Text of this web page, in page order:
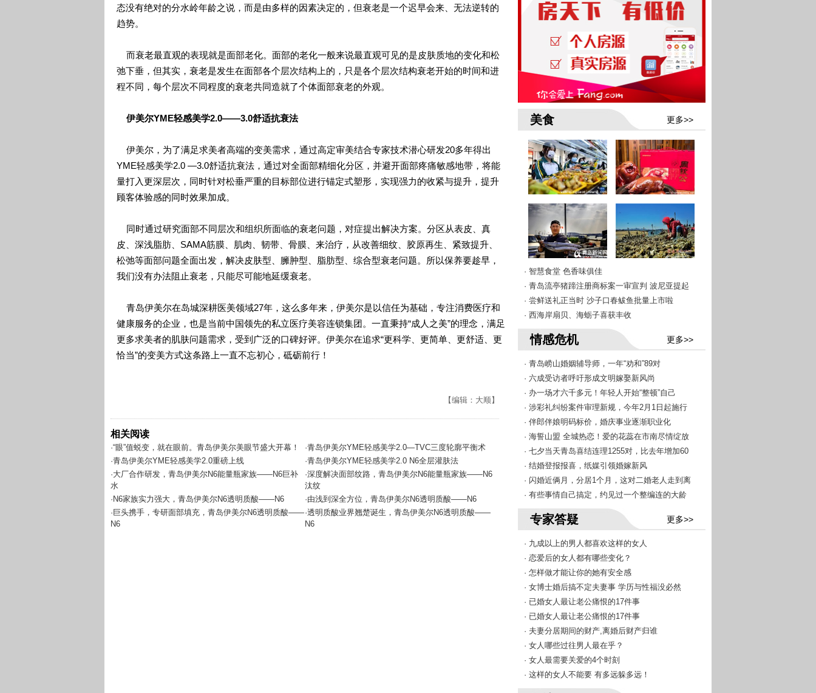
态没有绝对的分水岭年龄之说，而是由多样的因素决定的，但衰老是一个迟早会来、无法逆转的
趋势。
而衰老最直观的表现就是面部老化。面部的老化一般来说最直观可见的是皮肤质地的变化和松
弛下垂，但其实，衰老是发生在面部各个层次结构上的，只是各个层次结构衰老开始的时间和进
程不同，每个层次不同程度的衰老共同造就了个体面部衰老的外观。
伊美尔YME轻感美学2.0——3.0舒适抗衰法
伊美尔，为了满足求美者高端的变美需求，通过高定审美结合专家技术潜心研发20多年得出
YME轻感美学2.0 —3.0舒适抗衰法，通过对全面部精细化分区，并避开面部疼痛敏感地带，将能
量打入更深层次，同时针对松垂严重的目标部位进行锚定式塑形，实现强力的收紧与提升，提升
顾客体验感的同时效果加成。
同时通过研究面部不同层次和组织所面临的衰老问题，对症提出解决方案。分区从表皮、真
皮、深浅脂肪、SAMA筋膜、肌肉、韧带、骨膜、来治疗，从改善细纹、胶原再生、紧致提升、
松弛等面部问题全面出发，解决皮肤型、臃肿型、脂肪型、综合型衰老问题。所以保养要趁早，
我们没有办法阻止衰老，只能尽可能地延缓衰老。
青岛伊美尔在岛城深耕医美领域27年，这么多年来，伊美尔是以信任为基础，专注消费医疗和
健康服务的企业，也是当前中国领先的私立医疗美容连锁集团。一直秉持“成人之美”的理念，满足
更多求美者的肌肤问题需求，受到广泛的口碑好评。伊美尔在追求“更科学、更简单、更舒适、更
恰当”的变美方式这条路上一直不忘初心，砥砺前行！
【编辑：大顺】
相关阅读
·“眼”值蜕变，就在眼前。青岛伊美尔美眼节盛大开幕！
·青岛伊美尔YME轻感美学2.0—TVC三度轮廓平衡术
·青岛伊美尔YME轻感美学2.0重磅上线
·青岛伊美尔YME轻感美学2.0 N6全层灌肤法
·大厂合作研发，青岛伊美尔N6能量瓶家族——N6巨补
水
·深度解决面部纹路，青岛伊美尔N6能量瓶家族——N6
汰纹
·N6家族实力强大，青岛伊美尔N6透明质酸——N6
·由浅到深全方位，青岛伊美尔N6透明质酸——N6
·巨头携手，专研面部填充，青岛伊美尔N6透明质酸——
N6
·透明质酸业界翘楚诞生，青岛伊美尔N6透明质酸——
N6
美食 更多>>
· 智慧食堂 色香味俱佳
· 青岛流亭猪蹄注册商标案一审宣判 波尼亚提起
· 尝鲜送礼正当时 沙子口春鲅鱼批量上市啦
· 西海岸扇贝、海蛎子喜获丰收
情感危机 更多>>
· 青岛崂山婚姻辅导师，一年“劝和”89对
· 六成受访者呼吁形成文明嫁娶新风尚
· 办一场才六千多元！年轻人开始“整顿”自己
· 涉彩礼纠纷案件审理新规，今年2月1日起施行
· 伴郎伴娘明码标价，婚庆事业逐渐职业化
· 海誓山盟 全城热恋！爱的花蕊在市南尽情绽放
· 七夕当天青岛喜结连理1255对，比去年增加60
· 结婚登报报喜，纸媒引领婚嫁新风
· 闪婚近俩月，分居1个月，这对二婚老人走到离
· 有些事情自己搞定，约见过一个整编连的大龄
专家答疑 更多>>
· 九成以上的男人都喜欢这样的女人
· 恋爱后的女人都有哪些变化？
· 怎样做才能让你的她有安全感
· 女博士婚后搞不定夫妻事 学历与性福没必然
· 已婚女人最让老公痛恨的17件事
· 已婚女人最让老公痛恨的17件事
· 夫妻分居期间的财产,离婚后财产归谁
· 女人哪些过往男人最在乎？
· 女人最需要关爱的4个时刻
· 这样的女人不能要 有多远躲多远！